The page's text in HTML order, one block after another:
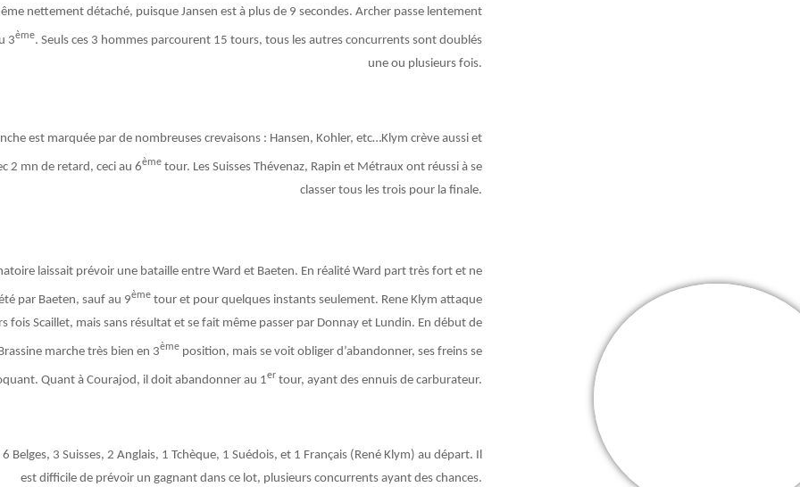
nettement détaché, puisque Jansen est à plus de 9 secondes. Archer passe lentement
3ème. Seuls ces 3 hommes parcourent 15 tours, tous les autres concurrents sont doublés
une ou plusieurs fois.
est marquée par de nombreuses crevaisons : Hansen, Kohler, etc…Klym crève aussi et
2 mn de retard, ceci au 6ème tour. Les Suisses Thévenaz, Rapin et Métraux ont réussi à se
classer tous les trois pour la finale.
laissait prévoir une bataille entre Ward et Baeten. En réalité Ward part très fort et ne
par Baeten, sauf au 9ème tour et pour quelques instants seulement. Rene Klym attaque
fois Scaillet, mais sans résultat et se fait même passer par Donnay et Lundin. En début de
marche très bien en 3èmeposition, mais se voit obliger d’abandonner, ses freins se
Quant à Courajod, il doit abandonner au 1er tour, ayant des ennuis de carburateur.
Belges, 3 Suisses, 2 Anglais, 1 Tchèque, 1 Suédois, et 1 Français (René Klym) au départ. Il
est difficile de prévoir un gagnant dans ce lot, plusieurs concurrents ayant des chances.